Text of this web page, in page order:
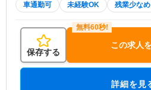
車通勤可 未経験OK 残業少なめ
保存する
この求人
詳細を見